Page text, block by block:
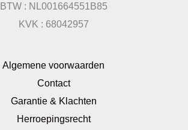
BTW : NL001664551B85
KVK : 68042957
Algemene voorwaarden
Contact
Garantie & Klachten
Herroepingsrecht